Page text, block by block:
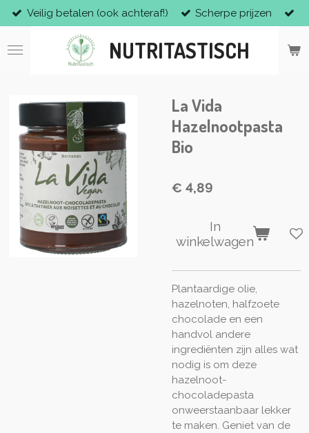
Ga
direct
naar
NUTRITASTISCH
Veilig betalen (ook achteraf!) Scherpe prijzen
La Vida
Hazelnootpasta
Bio
€ 4,89
In
winkelwagen
Plantaardige olie,
hazelnoten, halfzoete
chocolade en een
handvol andere
ingrediënten zijn alles wat
nodig is om deze
hazelnoot-
chocoladepasta
onweerstaanbaar lekker
te maken. Geniet van de